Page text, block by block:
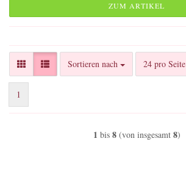
ZUM ARTIKEL
Sortieren nach
Sortieren nach 24 pro Seite
pro Seite
1
1 bis 8(von insgesamt 8)